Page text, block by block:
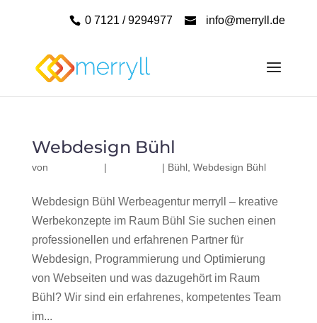
0 7121 / 9294977 info@merryll.de
Webdesign Bühl
von | | Bühl, Webdesign Bühl
Webdesign Bühl Werbeagentur merryll – kreative
Werbekonzepte im Raum Bühl Sie suchen einen
professionellen und erfahrenen Partner für
Webdesign, Programmierung und Optimierung
von Webseiten und was dazugehört im Raum
Bühl? Wir sind ein erfahrenes, kompetentes Team
im...